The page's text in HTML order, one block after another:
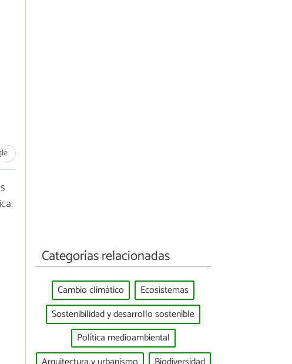
Categorías relacionadas
Cambio climático
Ecosistemas
Sostenibilidad y desarrollo sostenible
Política medioambiental